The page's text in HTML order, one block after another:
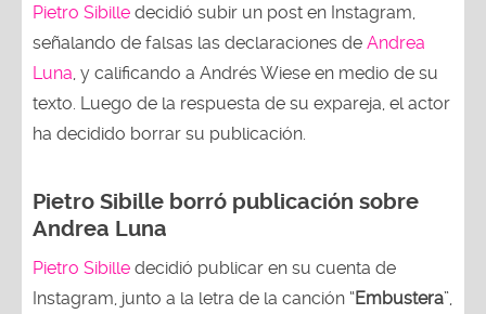
Pietro Sibille decidió subir un post en Instagram,
señalando de falsas las declaraciones de Andrea
Luna , y calificando a Andrés Wiese en medio de su
texto. Luego de la respuesta de su expareja, el actor
ha decidido borrar su publicación.
Pietro Sibille borró publicación sobre
Andrea Luna
Pietro Sibille decidió publicar en su cuenta de
Instagram, junto a la letra de la canción “Embustera”,